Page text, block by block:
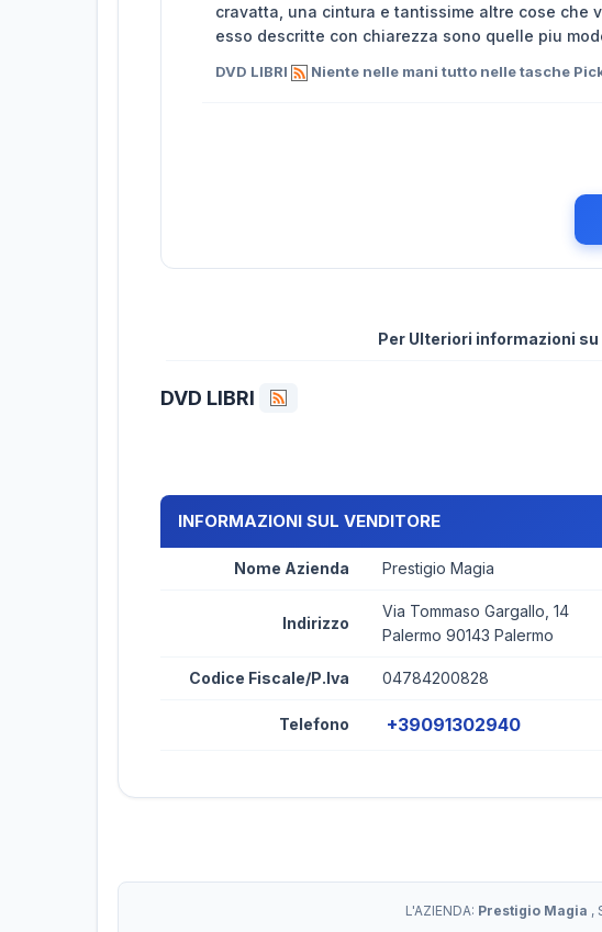
cravatta, una cintura e tantissime altre cose che
esso descritte con chiarezza sono quelle piu
DVD LIBRI Niente nelle mani tutto nelle tasche
Per Ulteriori informazioni
DVD LIBRI
INFORMAZIONI SUL VENDITORE
Nome Azienda Prestigio Magia
Indirizzo
Via Tommaso Gargallo, 14
Palermo 90143 Palermo
Codice Fiscale/P.Iva 04784200828
Telefono +39091302940
L'AZIENDA: Prestigio Magia ,